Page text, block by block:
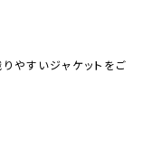
やすいジャケットをご